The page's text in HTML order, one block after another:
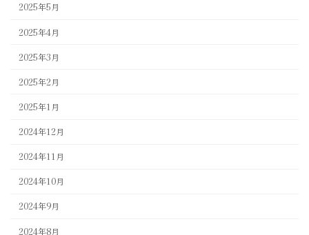
2025年5月
2025年4月
2025年3月
2025年2月
2025年1月
2024年12月
2024年11月
2024年10月
2024年9月
2024年8月